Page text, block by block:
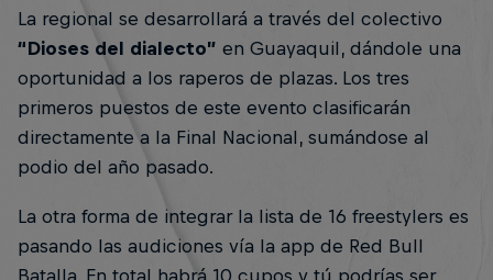
La regional se desarrollará a través del colectivo
“Dioses del dialecto” en Guayaquil, dándole una
oportunidad a los raperos de plazas. Los tres
primeros puestos de este evento clasificarán
directamente a la Final Nacional, sumándose al
podio del año pasado.
La otra forma de integrar la lista de 16 freestylers es
pasando las audiciones vía la app de Red Bull